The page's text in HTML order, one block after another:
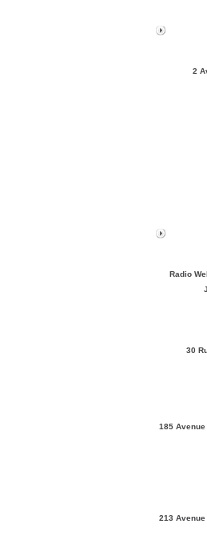
2
Radio
30
185 Avenue
213 Avenue